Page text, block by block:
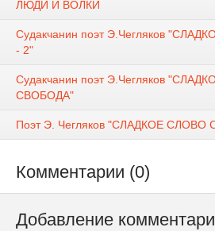
ЛЮДИ И ВОЛКИ
Судакчанин поэт Э.Чегляков
- 2"
Судакчанин поэт Э.Чегляков
СВОБОДА"
Поэт Э. Чегляков "СЛАДКОЕ СЛОВО
Комментарии (0)
Добавление